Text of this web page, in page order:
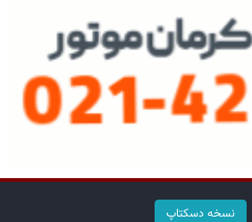
نسخه دسکتاپ